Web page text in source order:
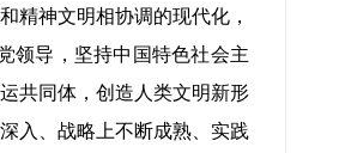
精神文明相协调的现代化，
领导，坚持中国特色社会主
共同体，创造人类文明新形
入、战略上不断成熟、实践